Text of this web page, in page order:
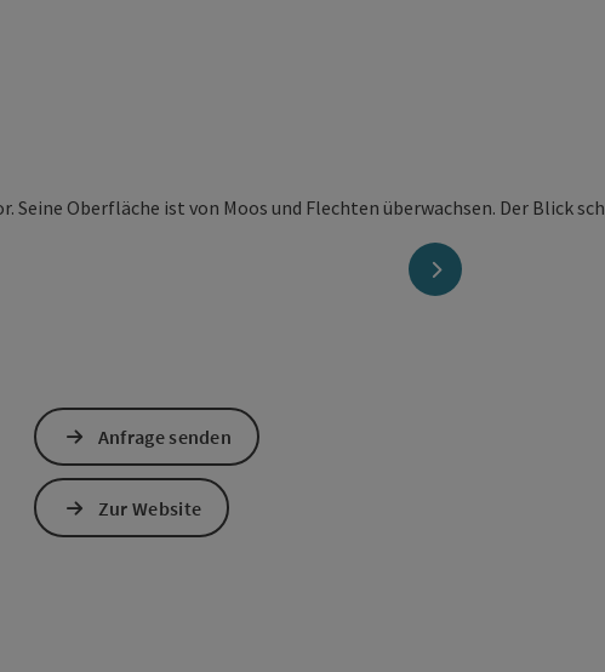
nächstes Element
Anfrage senden
Zur Website